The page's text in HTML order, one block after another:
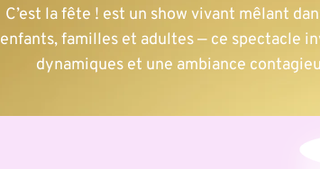
C’est la fête ! est un show vivant mêlant
enfants, familles et adultes — ce spectacle
dynamiques et une ambiance